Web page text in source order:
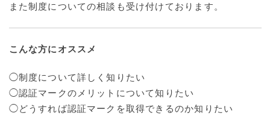
また制度についての相談も受け付けております。
こんな方にオススメ
◯制度について詳しく知りたい
◯認証マークのメリットについて知りたい
◯どうすれば認証マークを取得できるのか知りたい